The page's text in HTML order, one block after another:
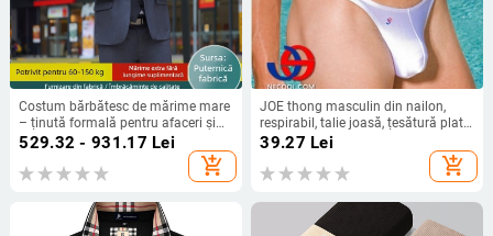
Costum bărbătesc de mărime mare
– ținută formală pentru afaceri și
nuntă
529.32 - 931.17 Lei
add_shopping_cart
JOE thong masculin din nailon,
respirabil, talie joasă, țesătură plată,
căptușeală 70–80% nailon
39.27 Lei
add_shopping_cart